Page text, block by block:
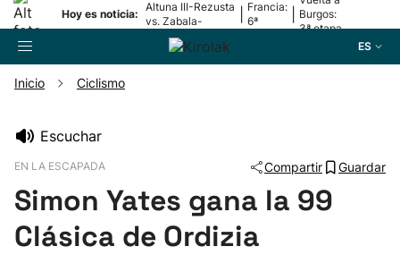
Hoy es noticia:
Altuna III-Rezusta
vs. Zabala-
Zabaleta
Francia:
6ª
Burgos:
3ª etapa
ES
Pelota
Inicio Ciclismo
Escuchar
EN LA ESCAPADA Compartir Guardar
Simon Yates gana la 99
Clásica de Ordizia